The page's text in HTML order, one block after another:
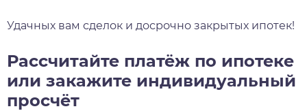
Удачных вам сделок и досрочно закрытых ипотек!
Рассчитайте платёж по ипотеке
или закажите индивидуальный
просчёт